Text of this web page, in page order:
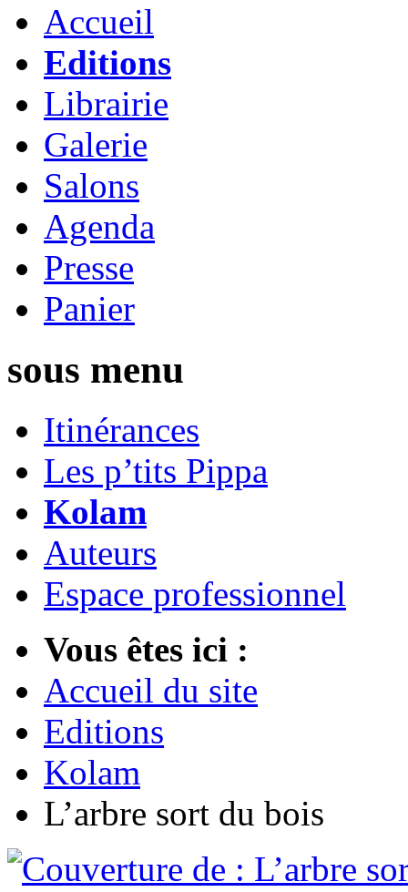
Accueil
Editions
Librairie
Galerie
Salons
Agenda
Presse
Panier
sous menu
Itinérances
Les p’tits Pippa
Kolam
Auteurs
Espace professionnel
Vous êtes ici :
Accueil du site
Editions
Kolam
L’arbre sort du bois